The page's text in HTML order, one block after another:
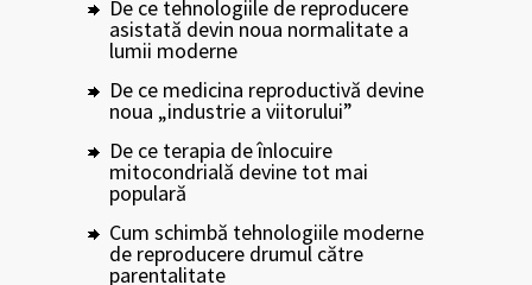
De ce tehnologiile de reproducere
asistată devin noua normalitate a
lumii moderne
De ce medicina reproductivă devine
noua „industrie a viitorului”
De ce terapia de înlocuire
mitocondrială devine tot mai
populară
Cum schimbă tehnologiile moderne
de reproducere drumul către
parentalitate